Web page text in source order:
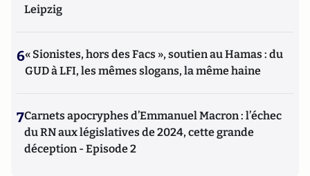
Leipzig
6« Sionistes, hors des Facs », soutien au Hamas : du
GUD à LFI, les mêmes slogans, la même haine
7Carnets apocryphes d’Emmanuel Macron : l’échec
du RN aux législatives de 2024, cette grande
déception - Episode 2